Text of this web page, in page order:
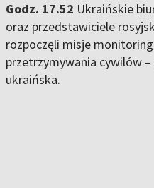
Godz. 17.52 Ukraińskie
oraz przedstawiciele
rozpoczęli misje
przetrzymywania cywilów
ukraińska.